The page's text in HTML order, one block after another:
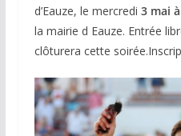
d’Eauze, le mercredi 3 mai
la mairie d Eauze. Entrée
clôturera cette